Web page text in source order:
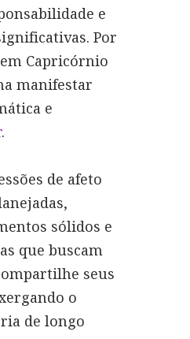
e
Por
Capricórnio
manifestar
e
.
de afeto
sólidos e
que buscam
seus
o
de longo